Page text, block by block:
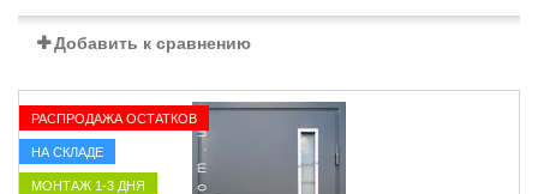
Добавить к сравнению
РАСПРОДАЖА ОСТАТКОВ
НА СКЛАДЕ
МОНТАЖ 1-3 ДНЯ